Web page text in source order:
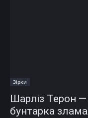
Зірки
Шарліз Терон
бунтарка